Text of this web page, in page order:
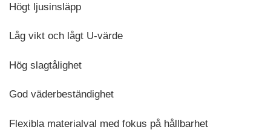
Högt ljusinsläpp
Låg vikt och lågt U-värde
Hög slagtålighet
God väderbeständighet
Flexibla materialval med fokus på hållbarhet